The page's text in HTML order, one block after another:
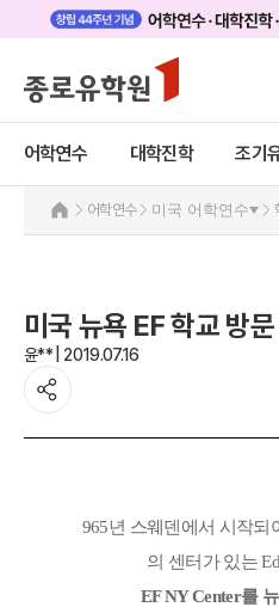
어학연수 대학진학 조기
로그인 회원가입
어학연수
대학진학
조기/캠프
고객서비스
유학가이드
미국
미국 어학연
추천도시 및
프로모션
뉴질랜드
일본
어학연수 정
어학연수 미국 어학연수
미국 뉴욕 EF 학교 방문
윤** | 2019.07.16
965년 스웨덴에서 시작되
의 센터가 있는
EF NY Center를